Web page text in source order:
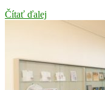
Čítať ďalej